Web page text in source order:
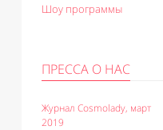
Шоу программы
ПРЕССА О НАС
Журнал Cosmolady, март
2019